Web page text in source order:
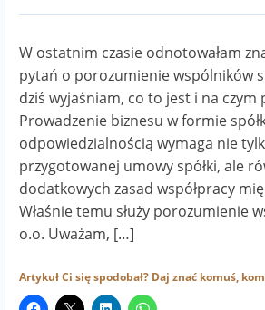
W ostatnim czasie odnotowałam
pytań o porozumienie wspólników
dziś wyjaśniam, co to jest i na czym
Prowadzenie biznesu w formie
odpowiedzialnością wymaga nie
przygotowanej umowy spółki, ale
dodatkowych zasad współpracy
Właśnie temu służy porozumienie
o.o. Uważam, […]
Artykuł Ci się spodobał? Daj znać komuś,